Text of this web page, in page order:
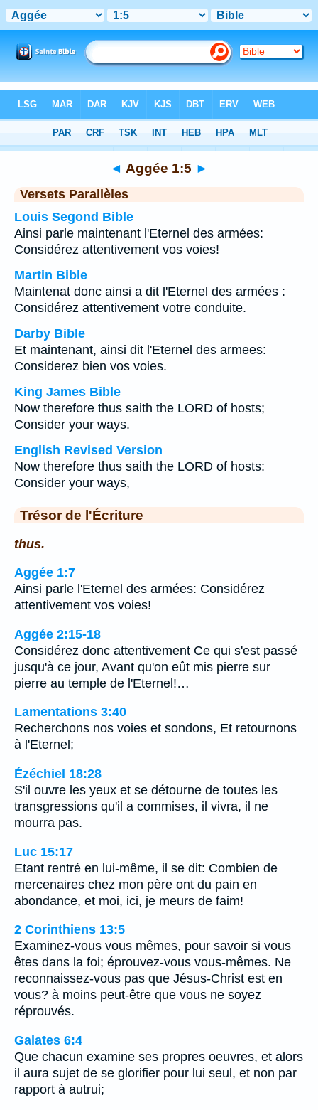
Chapitre 1> Verset 5
◄ Aggée 1:5 ►
Versets Parallèles
Louis Segond Bible
Ainsi parle maintenant l'Eternel des armées:
Considérez attentivement vos voies!
Martin Bible
Maintenat donc ainsi a dit l'Eternel des armées :
Considérez attentivement votre conduite.
Darby Bible
Et maintenant, ainsi dit l'Eternel des armees:
Considerez bien vos voies.
King James Bible
Now therefore thus saith the LORD of hosts;
Consider your ways.
English Revised Version
Now therefore thus saith the LORD of hosts:
Consider your ways,
Trésor de l'Écriture
thus.
Aggée 1:7
Ainsi parle l'Eternel des armées: Considérez
attentivement vos voies!
Aggée 2:15-18
Considérez donc attentivement Ce qui s'est passé
jusqu'à ce jour, Avant qu'on eût mis pierre sur
pierre au temple de l'Eternel!…
Lamentations 3:40
Recherchons nos voies et sondons, Et retournons
à l'Eternel;
Ézéchiel 18:28
S'il ouvre les yeux et se détourne de toutes les
transgressions qu'il a commises, il vivra, il ne
mourra pas.
Luc 15:17
Etant rentré en lui-même, il se dit: Combien de
mercenaires chez mon père ont du pain en
abondance, et moi, ici, je meurs de faim!
2 Corinthiens 13:5
Examinez-vous vous mêmes, pour savoir si vous
êtes dans la foi; éprouvez-vous vous-mêmes. Ne
reconnaissez-vous pas que Jésus-Christ est en
vous? à moins peut-être que vous ne soyez
réprouvés.
Galates 6:4
Que chacun examine ses propres oeuvres, et alors
il aura sujet de se glorifier pour lui seul, et non par
rapport à autrui;